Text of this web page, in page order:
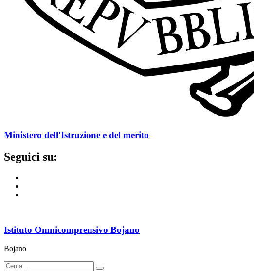
Ministero dell'Istruzione e del merito
Seguici su:
Istituto Omnicomprensivo Bojano
Bojano